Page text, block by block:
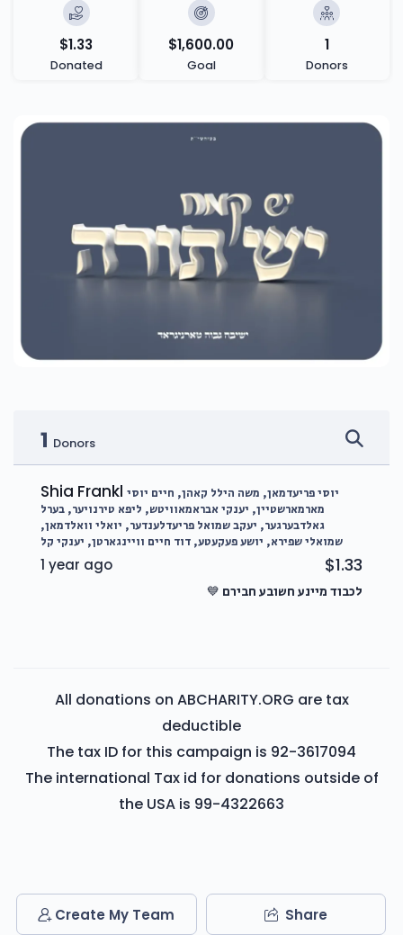
$1.33
Donated
$1,600.00
Goal
1
Donors
1 Donors
Shia Frankl יוסי פריעדמאן, משה הילל קאהן, חיים יוסי
מארמארשטיין, יענקי אבראמאוויטש, ליפא טירנויער, בערל
גאלדבערגער, יעקב שמואל פריעדלענדער, יואלי וואלדמאן,
שמואלי שפירא, יושע פעקעטע, דוד חיים וויינגארטן, יענקי קל
1 year ago $1.33
לכבוד מיינע חשובע חבירם 💙
All donations on ABCHARITY.ORG are tax
deductible
The tax ID for this campaign is 92-3617094
The international Tax id for donations outside of
the USA is 99-4322663
Create My Team Share